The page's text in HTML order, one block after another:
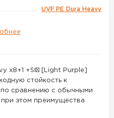
UVF PE Dura Heavy
x8+1 +SI² [Light Purple]
стойкость к
сравнению с обычными
при этом преимущества